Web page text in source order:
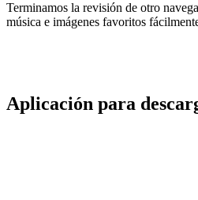
Terminamos la revisión de otro
música e imágenes favoritos
Aplicación para